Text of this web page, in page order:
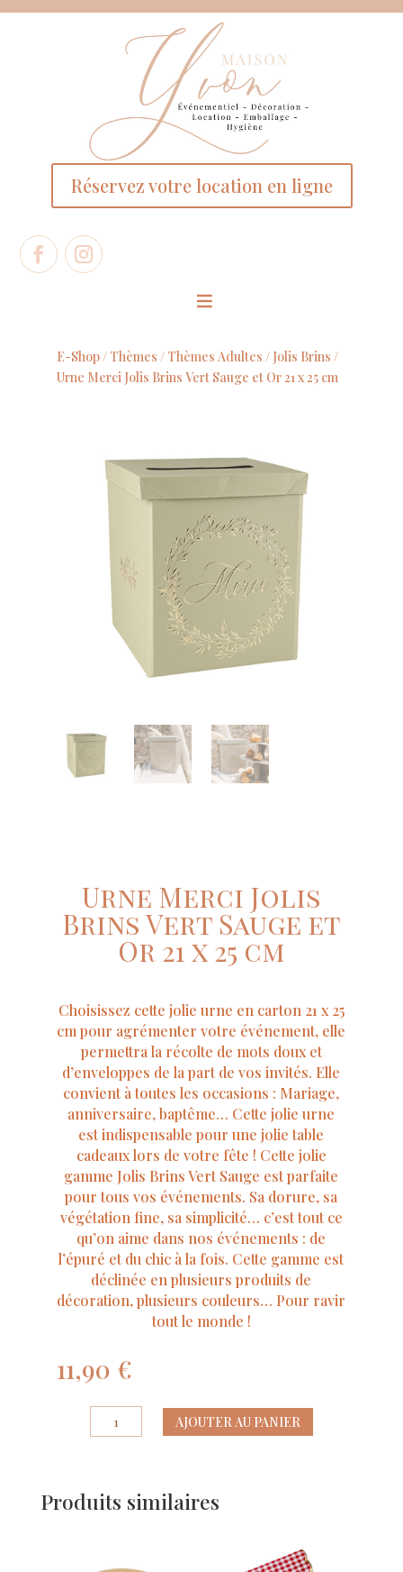
Réservez votre location en ligne
E-Shop / Thèmes / Thèmes Adultes / Jolis Brins /
Urne Merci Jolis Brins Vert Sauge et Or 21 x 25 cm
Urne Merci Jolis
Brins Vert Sauge et
Or 21 x 25 cm
Choisissez cette jolie urne en carton 21 x 25
cm pour agrémenter votre événement, elle
permettra la récolte de mots doux et
d’enveloppes de la part de vos invités. Elle
convient à toutes les occasions : Mariage,
anniversaire, baptême… Cette jolie urne
est indispensable pour une jolie table
cadeaux lors de votre fête ! Cette jolie
gamme Jolis Brins Vert Sauge est parfaite
pour tous vos événements. Sa dorure, sa
végétation fine, sa simplicité… c’est tout ce
qu’on aime dans nos événements : de
l’épuré et du chic à la fois. Cette gamme est
déclinée en plusieurs produits de
décoration, plusieurs couleurs… Pour ravir
tout le monde !
11,90 €
quantité
de
Jolis
AJOUTER AU PANIER
Produits similaires
Panneau de gestion des cookies